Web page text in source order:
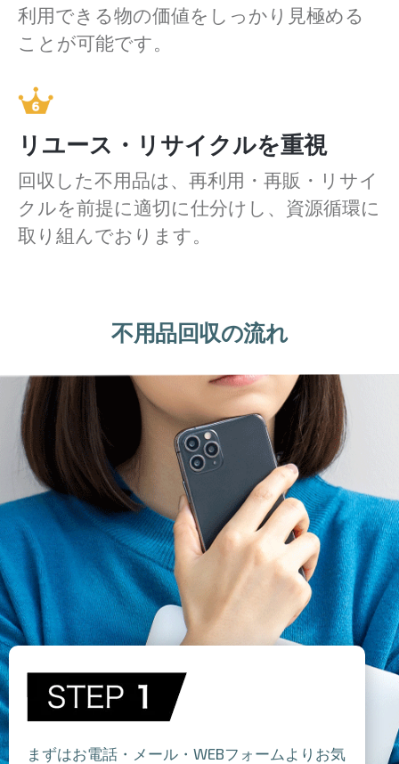
利用できる物の価値をしっかり見極める
ことが可能です。
リユース・リサイクルを重視
回収した不用品は、再利用・再販・リサイ
クルを前提に適切に仕分けし、資源循環に
取り組んでおります。
不用品回収の流れ
まずはお電話・メール・WEBフォームよりお気